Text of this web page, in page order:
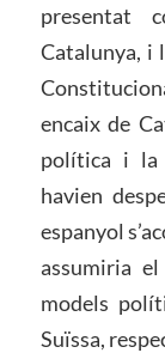
presentat
Catalunya, i
encaix de
política i la
havien
espanyol
assumiria
models
Suïssa,